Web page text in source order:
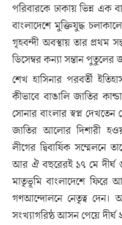
পরিবারকে ঢাকায় ভিন্ন এক
বাংলাদেশে মুক্তিযুদ্ধ
গৃহবন্দী অবস্থায় তার প্রথম
ডিসেম্বর কন্যা সন্তান পুতুলের
শেখ হাসিনার পরবর্তী
কীভাবে বাঙালি জাতির
সোনার বাংলার স্বপ্ন দেখতেন
জাতির আলোর দিশারী
লীগের দ্বিবার্ষিক সম্মেলনে
আর ঐ বছরেরই ১৭ মে দীর্ঘ
মাতৃভূমি বাংলাদেশে ফিরে
গণআন্দোলনে নেতৃত্ব দেন।
সংখ্যাগরিষ্ঠ আসন পেয়ে